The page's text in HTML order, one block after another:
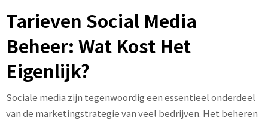
Tarieven Social Media
Beheer: Wat Kost Het
Eigenlijk?
Sociale media zijn tegenwoordig een essentieel onderdeel
van de marketingstrategie van veel bedrijven. Het beheren